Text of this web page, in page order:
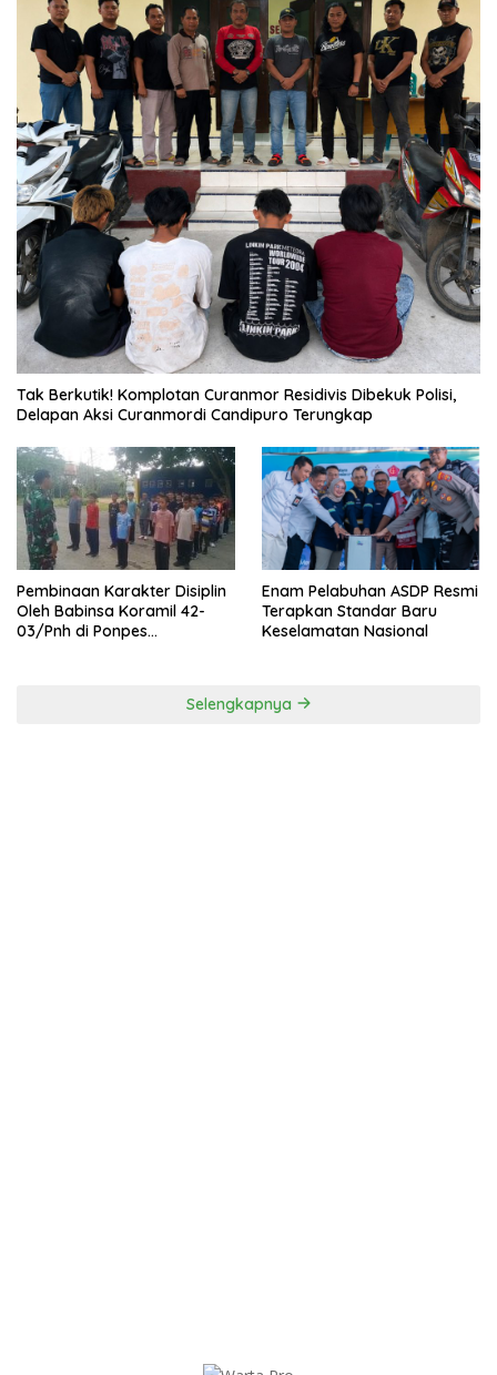
Tak Berkutik! Komplotan Curanmor Residivis Dibekuk Polisi,
Delapan Aksi Curanmordi Candipuro Terungkap
Pembinaan Karakter Disiplin
Oleh Babinsa Koramil 42-
03/Pnh di Ponpes
Enam Pelabuhan ASDP Resmi
Terapkan Standar Baru
Keselamatan Nasional
Selengkapnya